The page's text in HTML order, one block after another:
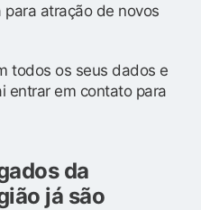
atração de novos
todos os seus dados e
entrar em contato para
da
já são